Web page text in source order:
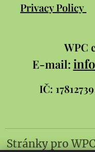
Privacy Policy
WPC
E-mail:
IČ:
Stránky pro